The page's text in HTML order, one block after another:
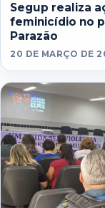
Segup realiza
feminicídio no
Parazão
20 DE MARÇO DE